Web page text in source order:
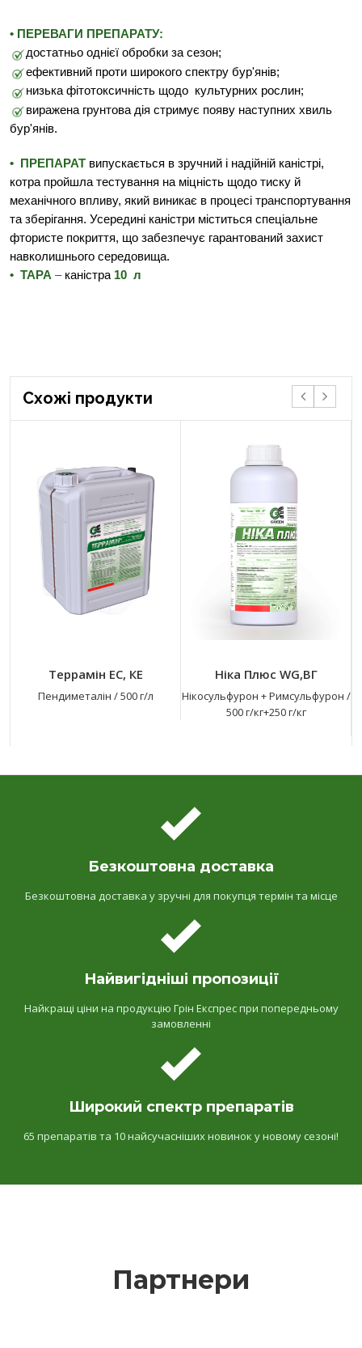
• ПЕРЕВАГИ ПРЕПАРАТУ:
достатньо однієї обробки за сезон;
ефективний проти широкого спектру бур'янів;
низька фітотоксичність щодо культурних рослин;
виражена грунтова дія стримує появу наступних хвиль
бур'янів.
• ПРЕПАРАТ випускається в зручний і надійнiй каністрі,
котра пройшла тестування на міцність щодо тиску й
механічного впливу, який виникає в процесі транспортування
та зберiгання. Усередині каністри міститься спеціальне
фтористе покриття, що забезпечує гарантований захист
навколишнього cередовища.
• ТАРА – каністра 10 л
Cхожі продукти
Террамін ЕС, КЕ Ніка Плюс WG,ВГ
Нікосульфурон + Римсульфурон
500 г/кг+250 г/кг
Безкоштовна доставка
Безкоштовна доставка у зручні для покупця термін та місце
Найвигідніші пропозиції
Найкращі ціни на продукцію Грін Експрес при попередньому
замовленні
Широкий спектр препаратів
65 препаратів та 10 найсучасніших новинок у новому сезоні!
Партнери